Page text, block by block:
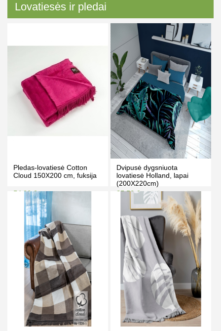
Lovatiesės ir pledai
Pledas-lovatiesė Cotton
Cloud 150X200 cm, fuksija
54.90 €
Kaina prisijungus
59.90 €
PIRKTI
Dvipusė dygsniuota
lovatiesė Holland, lapai
(200X220cm)
35.50 €
Kaina prisijungus
37.50 €
PIRKTI